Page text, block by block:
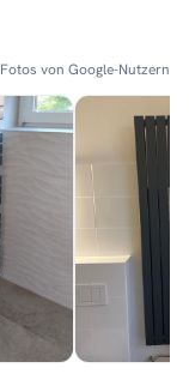
Fotos von Google-Nutzern